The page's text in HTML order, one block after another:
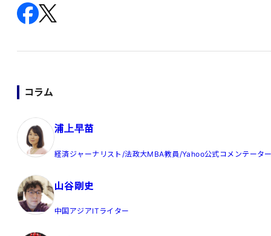
コラム
浦上早苗
経済ジャーナリスト/法政大MBA教員/Yahoo公式コメンテータ
山谷剛史
中国アジアITライター